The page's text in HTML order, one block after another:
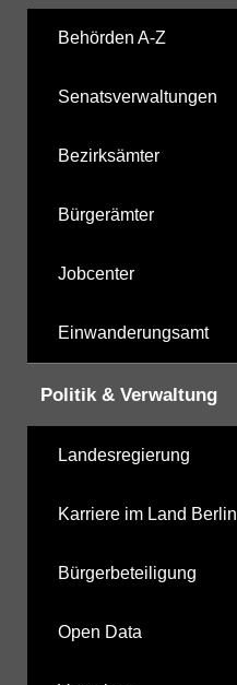
Behörden A-Z
Senatsverwaltungen
Bezirksämter
Bürgerämter
Jobcenter
Einwanderungsamt
Politik & Verwaltung
Landesregierung
Karriere im Land Berlin
Bürgerbeteiligung
Open Data